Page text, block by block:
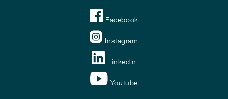
Facebook
Instagram
LinkedIn
Youtube